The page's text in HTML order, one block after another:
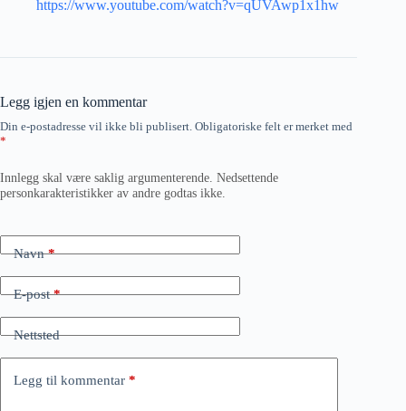
https://www.youtube.com/watch?v=qUVAwp1x1hw
Legg igjen en kommentar
Din e-postadresse vil ikke bli publisert. Obligatoriske felt er merket med
*
Innlegg skal være saklig argumenterende. Nedsettende
personkarakteristikker av andre godtas ikke.
Navn*
E-post*
Nettsted
Legg til kommentar *